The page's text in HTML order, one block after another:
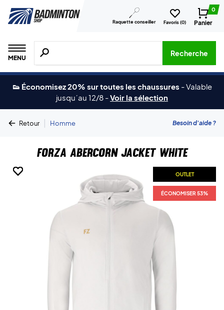
Raquette conseiller Favoris (0)
0
Panier
MENU
Recherche de produits, de marques, etc.
Recherche
👟 Économisez 20% sur toutes les chaussures -Valable
jusqu´au 12/8 -Voir la sélection
Retour | Homme Besoin d'aide ?
Forza Abercorn Jacket White
OUTLET
ÉCONOMISER 53%
OUTLET
ÉCONOMISER 53%
OUTLET
ÉCONOMISER 53%
OUTLET
ÉCONOMISER 53%
OUTLET
ÉCONOMISER 53%
OUTLET
ÉCONOMISER 53%